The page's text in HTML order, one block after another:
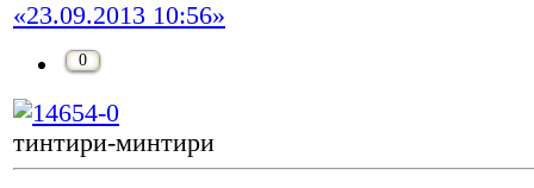
«23.09.2013 10:56»
0
тинтири-минтири